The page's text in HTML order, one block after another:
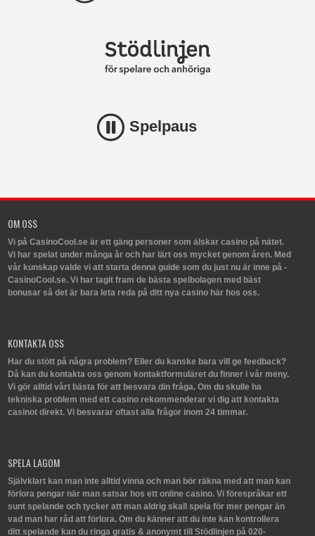
Spelpaus
OM OSS
Vi på CasinoCool.se är ett gäng personer som älskar casino på nätet.
Vi har spelat under många år och har lärt oss mycket genom åren. Med
vår kunskap valde vi att starta denna guide som du just nu är inne på -
CasinoCool.se. Vi har tagit fram de bästa spelbolagen med bäst
bonusar så det är bara leta reda på ditt nya casino här hos oss.
KONTAKTA OSS
Har du stött på några problem? Eller du kanske bara vill ge feedback?
Då kan du kontakta oss genom kontaktformuläret du finner i vår meny.
Vi gör alltid vårt bästa för att besvara din fråga. Om du skulle ha
tekniska problem med ett casino rekommenderar vi dig att kontakta
casinot direkt. Vi besvarar oftast alla frågor inom 24 timmar.
SPELA LAGOM
Självklart kan man inte alltid vinna och man bör räkna med att man kan
förlora pengar när man satsar hos ett online casino. Vi förespråkar ett
sunt spelande och tycker att man aldrig skall spela för mer pengar än
vad man har råd att förlora. Om du känner att du inte kan kontrollera
ditt spelande kan du ringa gratis & anonymt till Stödlinjen på 020-